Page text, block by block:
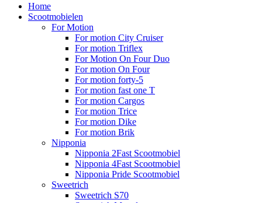
Home
Scootmobielen
For Motion
For motion City Cruiser
For motion Triflex
For Motion On Four Duo
For motion On Four
For motion forty-5
For motion fast one T
For motion Cargos
For motion Trice
For motion Dike
For motion Brik
Nipponia
Nipponia 2Fast Scootmobiel
Nipponia 4Fast Scootmobiel
Nipponia Pride Scootmobiel
Sweetrich
Sweetrich S70